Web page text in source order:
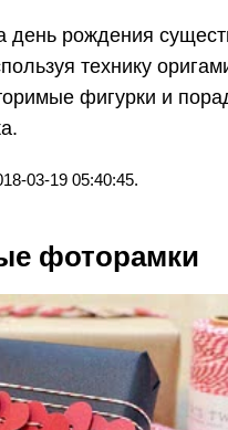
день рождения
технику
фигурки и
03-19 05:40:45.
фоторамки